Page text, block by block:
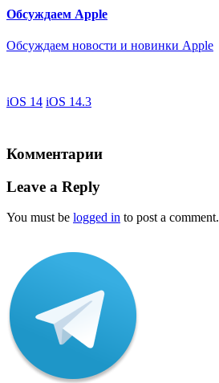
Обсуждаем Apple
Обсуждаем новости и новинки Apple
iOS 14 iOS 14.3
Комментарии
Leave a Reply
You must be logged in to post a comment.